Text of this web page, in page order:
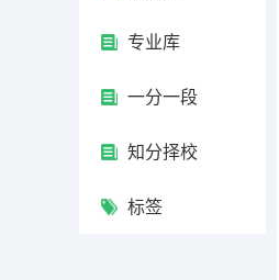
专业库
一分一段
知分择校
标签